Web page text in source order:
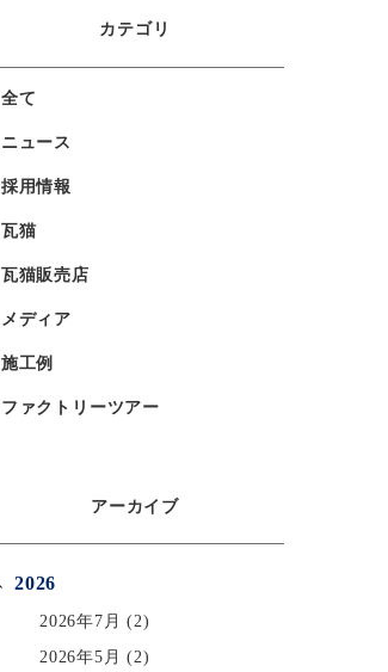
カテゴリ
全て
ニュース
採用情報
瓦猫
瓦猫販売店
メディア
施工例
ファクトリーツアー
アーカイブ
2026
2026年7月 (2)
2026年5月 (2)